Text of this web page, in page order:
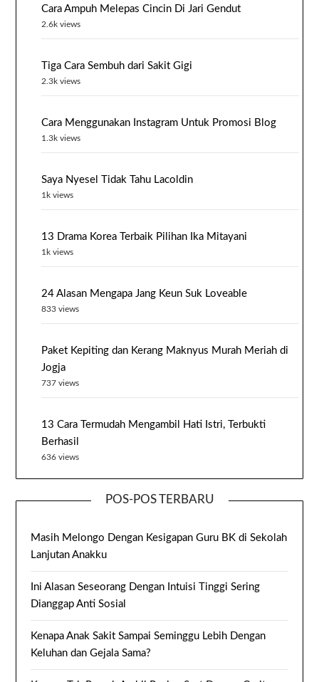
Cara Ampuh Melepas Cincin Di Jari Gendut
2.6k views
Tiga Cara Sembuh dari Sakit Gigi
2.3k views
Cara Menggunakan Instagram Untuk Promosi Blog
1.3k views
Saya Nyesel Tidak Tahu Lacoldin
1k views
13 Drama Korea Terbaik Pilihan Ika Mitayani
1k views
24 Alasan Mengapa Jang Keun Suk Loveable
833 views
Paket Kepiting dan Kerang Maknyus Murah Meriah di
Jogja
737 views
13 Cara Termudah Mengambil Hati Istri, Terbukti
Berhasil
636 views
POS-POS TERBARU
Masih Melongo Dengan Kesigapan Guru BK di Sekolah
Lanjutan Anakku
Ini Alasan Seseorang Dengan Intuisi Tinggi Sering
Dianggap Anti Sosial
Kenapa Anak Sakit Sampai Seminggu Lebih Dengan
Keluhan dan Gejala Sama?